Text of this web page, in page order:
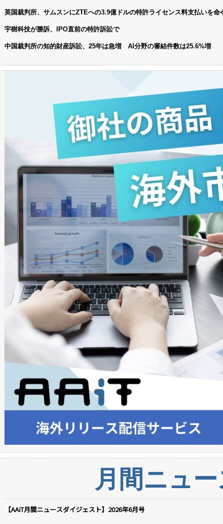
英国裁判所、サムスンにZTEへの3.9億ドルの特許ライセンス料支払いを命
宇樹科技が勝訴、IPO直前の特許訴訟で
中国裁判所の知的財産訴訟、25年は急増 AI分野の審結件数は25.6%増
月間ニュ
【AAiT月間ニュースダイジェスト】2026年6月号